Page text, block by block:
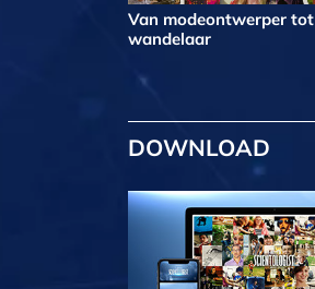
Van modeontwerper tot
wandelaar
DOWNLOAD